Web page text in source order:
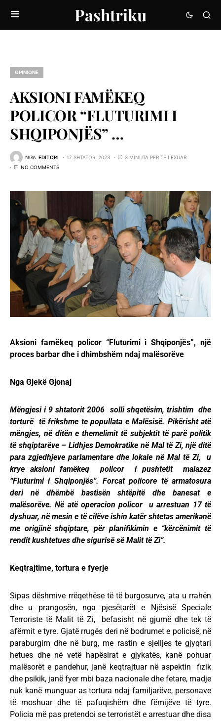
Pashtriku
OPINIONE
AKSIONI FAMËKEQ
POLICOR “FLUTURIMI I
SHQIPONJËS” …
NGA EDITORI 17 SHTATOR, 2023
3 MINUTA PËR TË LEXUAR
NO COMMENTS
Aksioni famëkeq policor “Fluturimi i Shqiponjës”, një
proces barbar dhe i dhimbshëm ndaj malësorëve
Nga Gjekë Gjonaj
Mëngjesi i 9 shtatorit 2006 solli shqetësim, trishtim dhe
torturë të frikshme te popullata e Malësisë. Pikërisht atë
mëngjes, në ditën e themelimit të subjektit të parë politik
të shqiptarëve – Lidhjes Demokratike në Mal të Zi, një ditë
para zgjedhjeve parlamentare dhe lokale në Mal të Zi, u
krye aksioni famëkeq policor i pushtetit malazez
“Fluturimi i Shqiponjës”. Forcat policore të armatosura
deri në dhëmbë bastisën shtëpitë dhe banesat e
malësorëve. Në atë operacion policor u arrestuan 17 të
dyshuar, në mesin e të cilëve ishin katër shtetas amerikanë
me origjinë shqiptare, për planifikimin e “kërcënimit të
rendit kushtetues dhe sigurisë së Malit të Zi”.
Keqtrajtime, tortura e fyerje
Sipas dëshmive rrëqethëse të të burgosurve, ata u rrahën
dhe u prangosën, nga pjesëtarët e Njësisë Speciale
Terroriste të Malit të Zi, befasisht në gjumë dhe tek të
afërmit e tyre. Gjatë rrugës deri në bodrumet e policisë, në
paraburgim dhe në burg, me rastin e sjelljes te gjyqtari
hetues dhe në vetë hapësirat e gjykatës, kanë pohuar
malësorët e pandehur, janë keqtrajtuar në aspektin fizik
dhe psikik, janë fyer mbi baza nacionale dhe fetare, madje
nuk kanë munguar as tortura ndaj familjarëve, personave
të moshuar dhe të pafuqishëm dhe fëmijëve të tyre.
Policia më pas pretendoi se terroristët e arrestuar dhe disa